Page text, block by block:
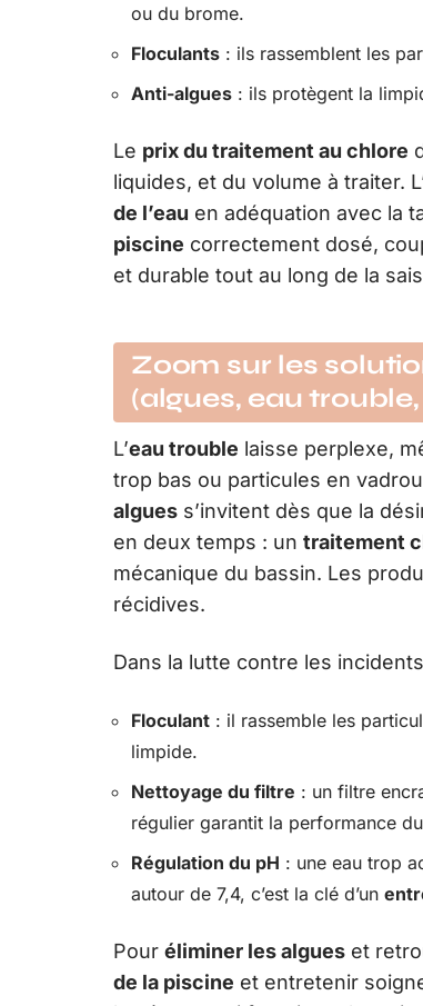
ou du brome.
Floculants : ils rassemblent les
Anti-algues : ils protègent la
Le prix du traitement au chlore
liquides, et du volume à traiter.
de l’eau en adéquation avec la
piscine correctement dosé,
et durable tout au long de la
Zoom sur les
(algues, eau
L’eau trouble laisse perplexe,
trop bas ou particules en
algues s’invitent dès que la
en deux temps : un traitement
mécanique du bassin. Les
récidives.
Dans la lutte contre les
Floculant : il rassemble les
limpide.
Nettoyage du filtre : un filtre
régulier garantit la performance
Régulation du pH : une eau trop
autour de 7,4, c’est la clé d’un
Pour éliminer les algues et
de la piscine et entretenir